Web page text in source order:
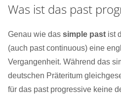
Was ist das past
Genau wie das simple past ist
(auch past continuous) eine
Vergangenheit. Während das
deutschen Präteritum
für das past progressive keine